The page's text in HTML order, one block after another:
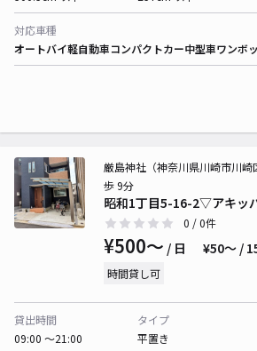
対応車種
オートバイ軽自動車コンパクトカー中型車ワンボ
昭和1丁目5-16-2▽アキッ
厳島神社（神奈川県川崎市川崎
歩 9分
0 / 0件
¥500〜 / 日 ¥50〜 /
時間貸し可
貸出時間
09:00 〜21:00
タイプ
平置き